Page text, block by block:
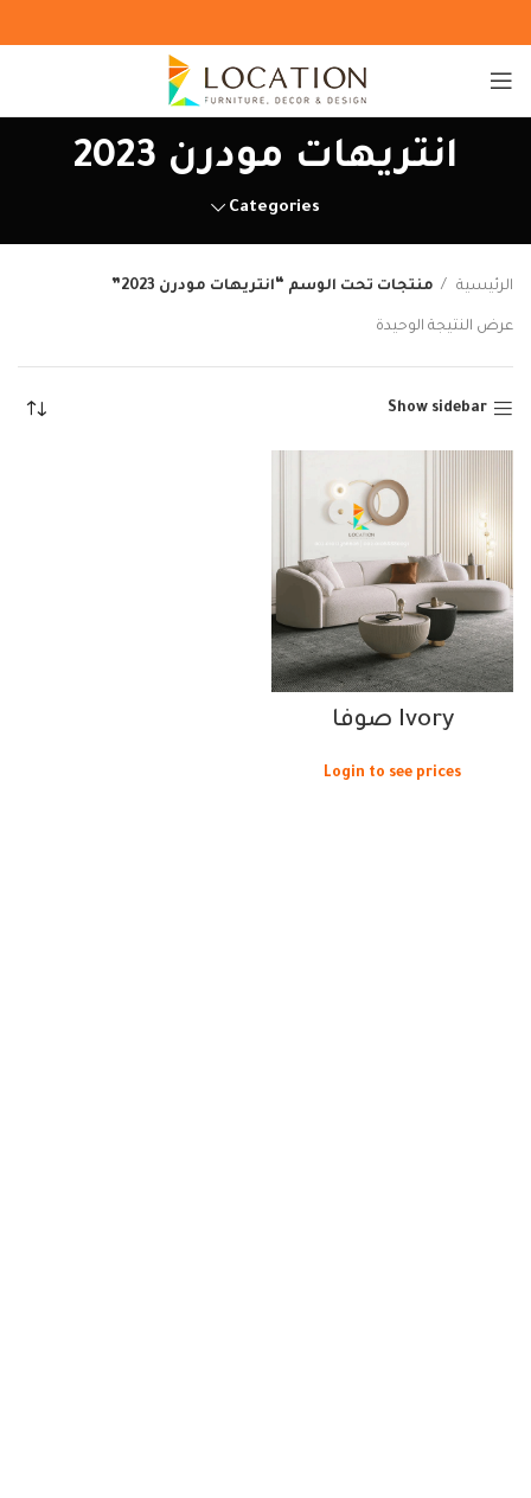
انتريهات مودرن 2023
Categories
الرئيسية منتجات تحت الوسم “انتريهات مودرن 2023”
عرض النتيجة الوحيدة
Show sidebar
Ivory صوفا
Login to see prices